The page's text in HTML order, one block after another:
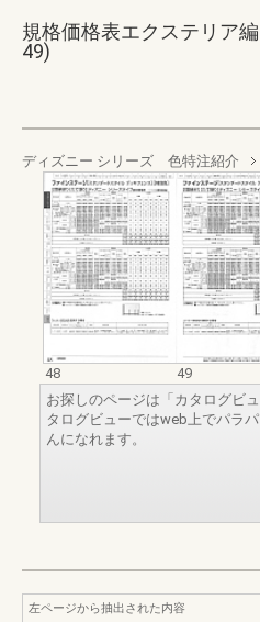
規格価格表エクステリア
49)
ディズニー シリーズ 色特注紹介
48
49
お探しのページは「カタログビ
タログビューではweb上でパラ
んになれます。
左ページから抽出された内容